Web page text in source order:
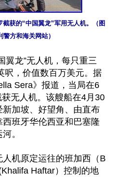
获的“中国翼龙”军用无人机。（图
警方和海关网站）
翼龙”无人机，每只重三
呎，价值数百万美元。据
Sera》报道，当局在6
无人机。该艘船在4月30
加坡、好望角、由直布
班牙华伦西亚和巴塞隆
。
机原定运往的班加西（B
Haftar）控制的地